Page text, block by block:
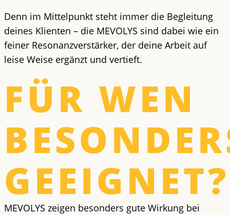
Denn im Mittelpunkt steht immer die Begleitung
deines Klienten – die MEVOLYS sind dabei wie ein
feiner Resonanzverstärker, der deine Arbeit auf
leise Weise ergänzt und vertieft.
FÜR WEN
GEEIGNET?
MEVOLYS zeigen besonders gute Wirkung bei